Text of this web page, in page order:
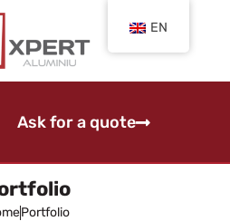
Ask for a quote
Portfolio
EN